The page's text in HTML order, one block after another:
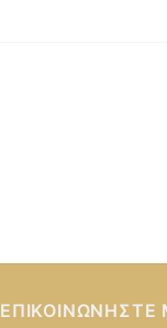
ΕΠΙΚΟΙΝΩΝΉΣΤΕ